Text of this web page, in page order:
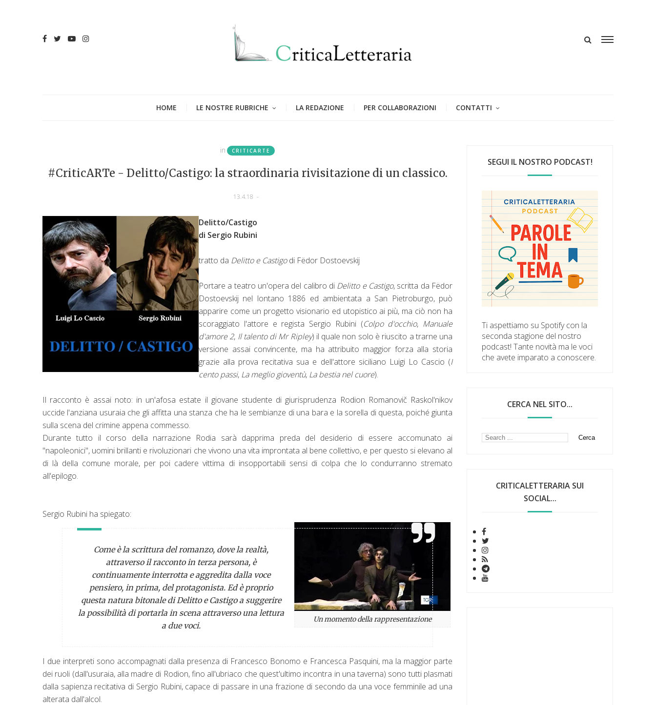
HOME LE NOSTRE RUBRICHE LA REDAZIONE PER COLLABORAZIONI CONTATTI
in CRITICARTE
#CriticARTe - Delitto/Castigo: la straordinaria rivisitazione di un classico.
13.4.18 -
Delitto/Castigo
di Sergio Rubini
tratto da Delitto e Castigodi Fëdor Dostoevskij
Portare a teatro un'opera del calibro di Delitto e Castigo, scritta da Fëdor
Dostoevskij nel lontano 1886 ed ambientata a San Pietroburgo, può
apparire come un progetto visionario ed utopistico ai più, ma ciò non ha
scoraggiato l'attore e regista Sergio Rubini (Colpo d'occhio, Manuale
d'amore 2, Il talento di Mr Ripley) il quale non solo è riuscito a trarne una
versione assai convincente, ma ha attribuito maggior forza alla storia
grazie alla prova recitativa sua e dell'attore siciliano Luigi Lo Cascio (I
cento passi, La meglio gioventù, La bestia nel cuore).
Il racconto è assai noto: in un'afosa estate il giovane studente di giurisprudenza Rodion Romanovič Raskol'nikov
uccide l'anziana usuraia che gli affitta una stanza che ha le sembianze di una bara e la sorella di questa, poiché giunta
sulla scena del crimine appena commesso.
Durante tutto il corso della narrazione Rodia sarà dapprima preda del desiderio di essere accomunato ai
"napoleonici", uomini brillanti e rivoluzionari che vivono una vita improntata al bene collettivo, e per questo si elevano al
di là della comune morale, per poi cadere vittima di insopportabili sensi di colpa che lo condurranno stremato
all'epilogo.
Sergio Rubini ha spiegato:
Un momento della rappresentazione
Come è la scrittura del romanzo, dove la realtà,
attraverso il racconto in terza persona, è
continuamente interrotta e aggredita dalla voce
pensiero, in prima, del protagonista. Ed è proprio
questa natura bitonale di Delitto e Castigoa suggerire
la possibilità di portarla in scena attraverso una lettura
a due voci.
I due interpreti sono accompagnati dalla presenza di Francesco Bonomo e Francesca Pasquini, ma la maggior parte
dei ruoli (dall'usuraia, alla madre di Rodion, fino all'ubriaco che quest'ultimo incontra in una taverna) sono tutti plasmati
dalla sapienza recitativa di Sergio Rubini, capace di passare in una frazione di secondo da una voce femminile ad una
alterata dall'alcol.
SEGUI IL NOSTRO PODCAST!
Ti aspettiamo su Spotify con la
seconda stagione del nostro
podcast! Tante novità ma le voci
che avete imparato a conoscere.
CERCA NEL SITO...
CRITICALETTERARIA SUI
SOCIAL...